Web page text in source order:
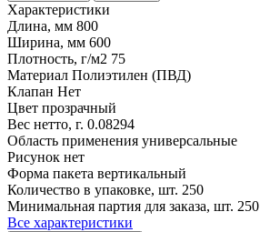
Характеристики
Длина, мм 800
Ширина, мм 600
Плотность, г/м2 75
Материал Полиэтилен (ПВД)
Клапан Нет
Цвет прозрачный
Вес нетто, г. 0.08294
Область применения универсальные
Рисунок нет
Форма пакета вертикальный
Количество в упаковке, шт. 250
Минимальная партия для заказа, шт. 250
Все характеристики